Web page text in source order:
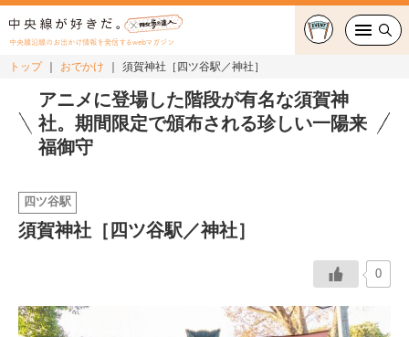
中央線沿線のお出かけ情報を発信するwebマガジン
グルメ・カフェ
スイーツ・テイクアウト
ショッピング
特集
トップ おでかけ 須賀神社［四ツ谷駅／神社］
アニメに登場した階段が有名な須賀神
社。期間限定で頒布される珍しい一陽来
福御守
四ツ谷駅
須賀神社［四ツ谷駅／神社］
0